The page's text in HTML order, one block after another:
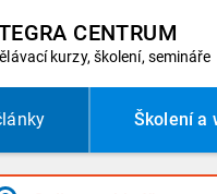
CENTRUM
kurzy, školení, semináře
Školení a